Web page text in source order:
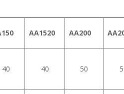
AA1520 AA200
40 40 50